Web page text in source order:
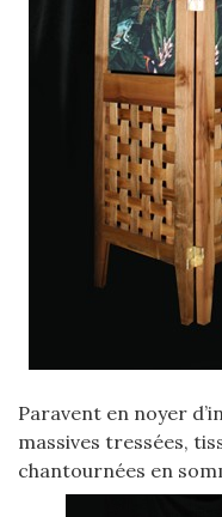
Paravent en noyer
massives tressées,
chantournées en